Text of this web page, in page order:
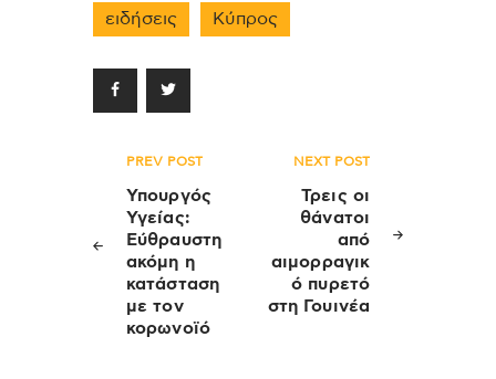
ειδήσεις Κύπρος
Πλοήγηση
άρθρων
PREV POST
Υπουργός
Υγείας:
Εύθραυστη
ακόμη η
κατάσταση
με τον
κορωνοϊό
NEXT POST
Τρεις οι
θάνατοι
από
αιμορραγικ
ό πυρετό
στη Γουινέα